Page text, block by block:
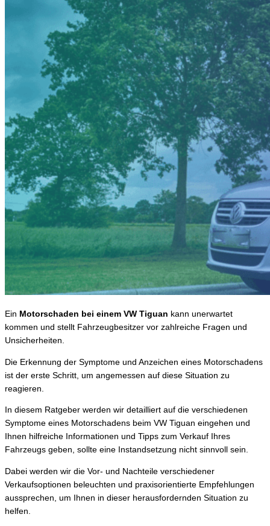
Ein Motorschaden bei einem VW Tiguan kann unerwartet
kommen und stellt Fahrzeugbesitzer vor zahlreiche Fragen und
Unsicherheiten.
Die Erkennung der Symptome und Anzeichen eines Motorschadens
ist der erste Schritt, um angemessen auf diese Situation zu
reagieren.
In diesem Ratgeber werden wir detailliert auf die verschiedenen
Symptome eines Motorschadens beim VW Tiguan eingehen und
Ihnen hilfreiche Informationen und Tipps zum Verkauf Ihres
Fahrzeugs geben, sollte eine Instandsetzung nicht sinnvoll sein.
Dabei werden wir die Vor- und Nachteile verschiedener
Verkaufsoptionen beleuchten und praxisorientierte Empfehlungen
aussprechen, um Ihnen in dieser herausfordernden Situation zu
helfen.